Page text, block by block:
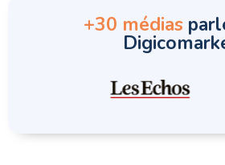
+30 médias